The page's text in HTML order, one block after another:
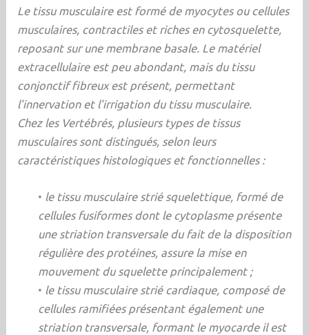
Le tissu musculaire est formé de myocytes ou cellules
musculaires, contractiles et riches en cytosquelette,
reposant sur une membrane basale. Le matériel
extracellulaire est peu abondant, mais du tissu
conjonctif fibreux est présent, permettant
l’innervation et l’irrigation du tissu musculaire.
Chez les Vertébrés, plusieurs types de tissus
musculaires sont distingués, selon leurs
caractéristiques histologiques et fonctionnelles :
• le tissu musculaire strié squelettique, formé de
cellules fusiformes dont le cytoplasme présente
une striation transversale du fait de la disposition
régulière des protéines, assure la mise en
mouvement du squelette principalement ;
• le tissu musculaire strié cardiaque, composé de
cellules ramifiées présentant également une
striation transversale, formant le myocarde il est